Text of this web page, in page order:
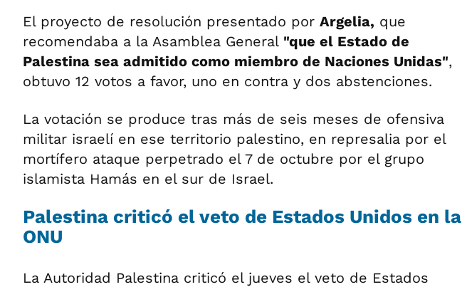
El proyecto de resolución presentado por Argelia, que
recomendaba a la Asamblea General "que el Estado de
Palestina sea admitido como miembro de Naciones Unidas",
obtuvo 12 votos a favor, uno en contra y dos abstenciones.
La votación se produce tras más de seis meses de ofensiva
militar israelí en ese territorio palestino, en represalia por el
mortífero ataque perpetrado el 7 de octubre por el grupo
islamista Hamás en el sur de Israel.
Palestina criticó el veto de Estados Unidos en la
ONU
La Autoridad Palestina criticó el jueves el veto de Estados